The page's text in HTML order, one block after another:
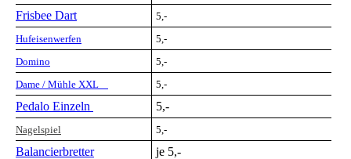
Frisbee Dart
5,-
Hufeisenwerfen
5,-
Domino
5,-
Dame / Mühle XXL
5,-
Pedalo Einzeln 5,-
Nagelspiel 5,-
Balancierbretter
je 5,-